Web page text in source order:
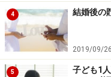
4 結婚後の
2019/09/26
5
子ども1